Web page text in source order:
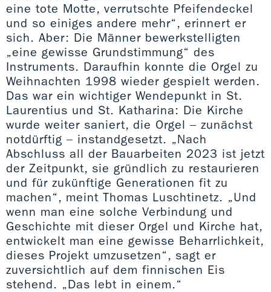
eine tote Motte, verrutschte Pfeifendeckel
und so einiges andere mehr“, erinnert er
sich. Aber: Die Männer bewerkstelligten
„eine gewisse Grundstimmung“ des
Instruments. Daraufhin konnte die Orgel zu
Weihnachten 1998 wieder gespielt werden.
Das war ein wichtiger Wendepunkt in St.
Laurentius und St. Katharina: Die Kirche
wurde weiter saniert, die Orgel – zunächst
notdürftig – instandgesetzt. „Nach
Abschluss all der Bauarbeiten 2023 ist jetzt
der Zeitpunkt, sie gründlich zu restaurieren
und für zukünftige Generationen fit zu
machen“, meint Thomas Luschtinetz. „Und
wenn man eine solche Verbindung und
Geschichte mit dieser Orgel und Kirche hat,
entwickelt man eine gewisse Beharrlichkeit,
dieses Projekt umzusetzen“, sagt er
zuversichtlich auf dem finnischen Eis
stehend. „Das lebt in einem.“